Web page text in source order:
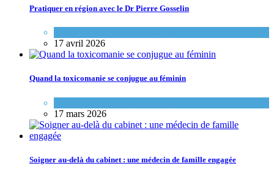
Pratiquer en région avec le Dr Pierre Gosselin
17 avril 2026
Quand la toxicomanie se conjugue au féminin
17 mars 2026
Soigner au-delà du cabinet : une médecin de famille engagée